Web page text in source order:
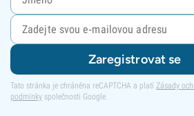
Zaregistrovat se
Tato stránka je chráněna reCAPTCHA a platí Zásady
podmínky společnosti Google.